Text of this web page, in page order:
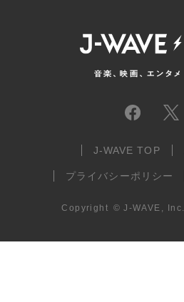
J-WAVE TOP
プライバシーポリシー
Copyright © J-WAVE, Inc.